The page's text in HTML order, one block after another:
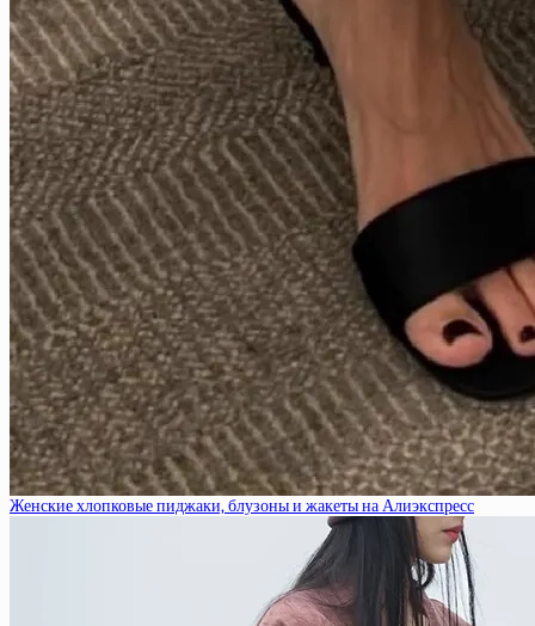
Женские хлопковые пиджаки, блузоны и жакеты на Алиэкспресс